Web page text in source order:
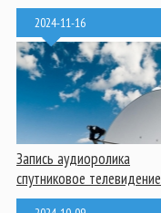
2024-11-16
Запись аудиоролика
спутниковое телевидение